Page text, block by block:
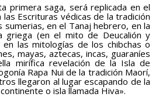
primera saga, será replicada en el
las Escrituras védicas de la tradición
sumerias, en el Tanaj hebrero, en la
griega (en el mito de Deucalión y
en las mitologías de los chibchas o
mayas, aztecas, incas, guaraníes
mirífica revelación de la Isla de
Rapa Nui de la tradición Maorí,
llegaron al lugar escapando de la
o isla llamada Hiva».